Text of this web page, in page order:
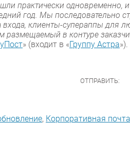
практически одновременно,
год. Мы последовательно
входа, клиенты-супераппы для
размещаемый в контуре
» (входит в «Группу Астра»).
ОТПРАВИТЬ:
, Корпоративная